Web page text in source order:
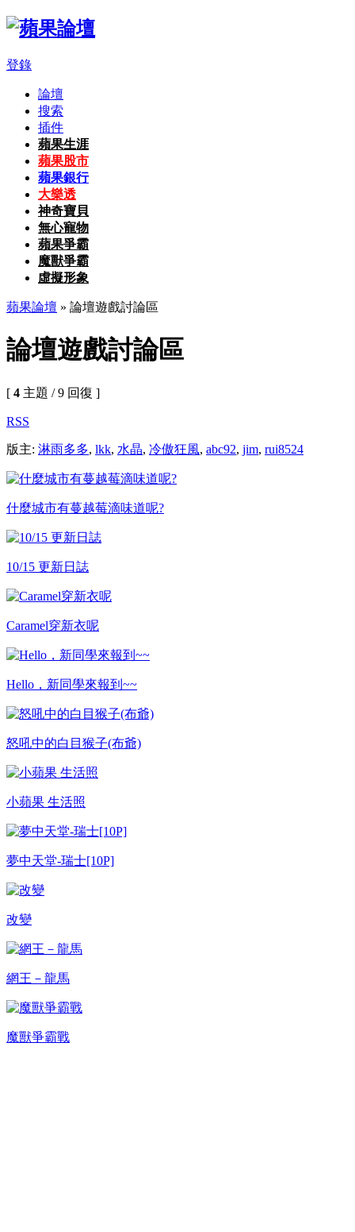
登錄
論壇
搜索
插件
蘋果生涯
蘋果股市
蘋果銀行
大樂透
神奇寶貝
無心寵物
蘋果爭霸
魔獸爭霸
虛擬形象
蘋果論壇 » 論壇遊戲討論區
論壇遊戲討論區
[ 4 主題 / 9 回復 ]
RSS
版主: 淋雨多多, lkk, 水晶, 冷傲狂風, abc92, jim, rui8524
什麼城市有蔓越莓滴味道呢?
10/15 更新日誌
Caramel穿新衣呢
Hello，新同學來報到~~
怒吼中的白目猴子(布爺)
小蘋果 生活照
夢中天堂-瑞士[10P]
改變
網王－龍馬
魔獸爭霸戰